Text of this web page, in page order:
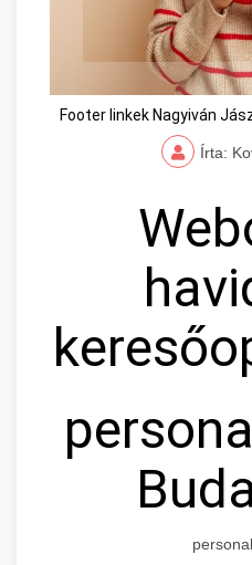
Footer linkek Nagyiván
Írta: